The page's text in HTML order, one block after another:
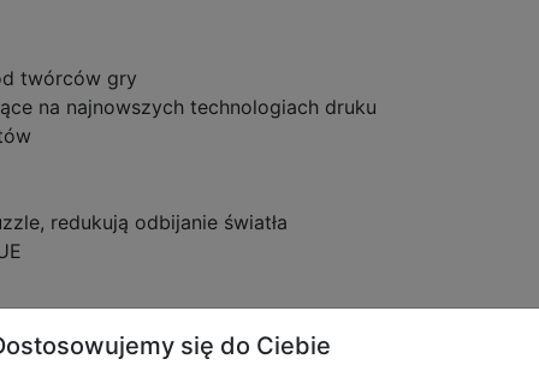
twórców gry
na najnowszych technologiach druku
redukują odbijanie światła
się do Ciebie